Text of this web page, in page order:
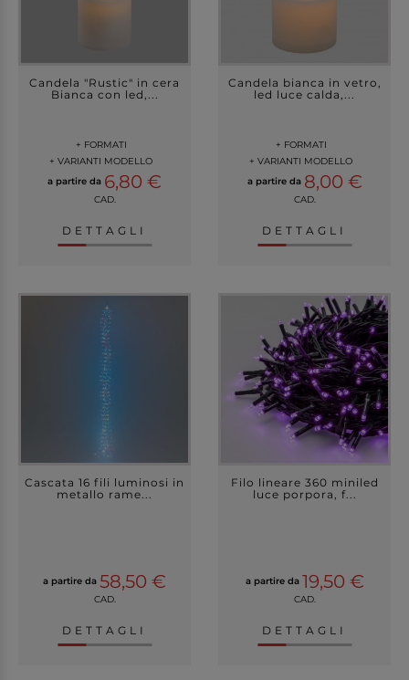
Candela "Rustic" in cera
Bianca con led,...
+ FORMATI
+ VARIANTI MODELLO
a partire da 6,80 €
CAD.
DETTAGLI
Candela bianca in vetro,
led luce calda,...
+ FORMATI
+ VARIANTI MODELLO
a partire da 8,00 €
CAD.
DETTAGLI
Cascata 16 fili luminosi in
metallo rame...
a partire da 58,50 €
CAD.
DETTAGLI
Filo lineare 360 miniled
luce porpora, f...
a partire da 19,50 €
CAD.
DETTAGLI